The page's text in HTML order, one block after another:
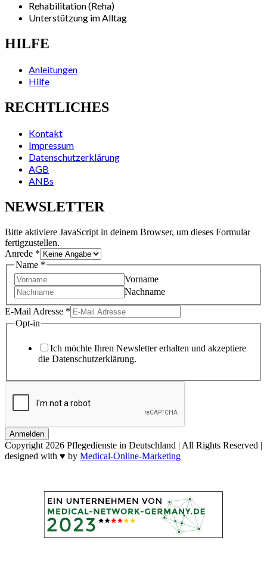
Rehabilitation (Reha)
Unterstützung im Alltag
HILFE
Anleitungen
Hilfe
RECHTLICHES
Kontakt
Impressum
Datenschutzerklärung
AGB
ANBs
NEWSLETTER
Bitte aktiviere JavaScript in deinem Browser, um dieses Formular
fertigzustellen.
Anrede *
Name *
Vorname
Nachname
E-Mail Adresse *
Opt-in
Ich möchte Ihren Newsletter erhalten und akzeptiere
die Datenschutzerklärung.
Anmelden
Copyright 2026 Pflegedienste in Deutschland | All Rights Reserved |
designed with ♥ by Medical-Online-Marketing